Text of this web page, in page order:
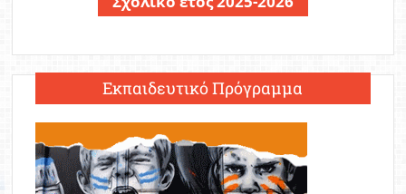
Εκπαιδευτικό Πρόγραμμα